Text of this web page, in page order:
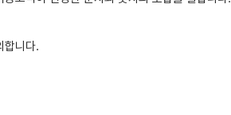
합니다.